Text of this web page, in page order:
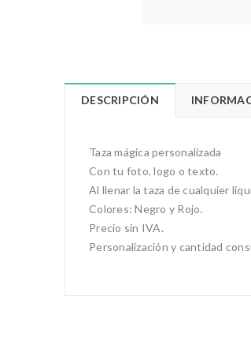
DESCRIPCIÓN
Taza mágica personalizada
Con tu foto, logo o texto.
Al llenar la taza de cualquier
Colores: Negro y Rojo.
Precio sin IVA.
Personalización y cantidad